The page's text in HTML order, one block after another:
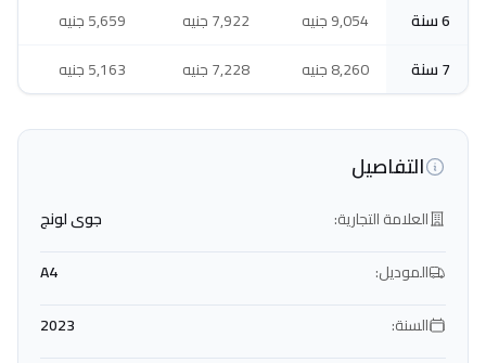
6 سنة
9,054 جنيه 7,922 جنيه
5,659 جنيه
7 سنة
8,260 جنيه 7,228 جنيه 5,163 جنيه
التفاصيل
العلامة التجارية:
جوى لونج
الموديل:
A4
السنة:
2023